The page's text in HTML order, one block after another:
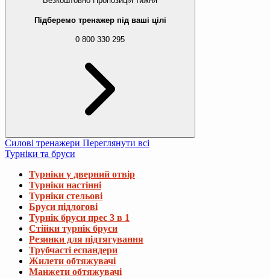
Підберемо тренажер під ваші цілі
0 800 330 295
Силові тренажери Переглянути всі
Турніки та бруси
Турніки у дверний отвір
Турніки настінні
Турніки стельові
Бруси підлогові
Турнік бруси прес 3 в 1
Стійки турнік бруси
Резинки для підтягування
Трубчасті еспандери
Жилети обтяжувачі
Манжети обтяжувачі